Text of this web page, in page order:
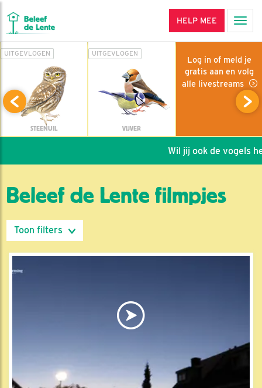
HELP MEE
UITGEVLOGEN
STEENUIL
UITGEVLOGEN
VIJVER
Log in of meld je
gratis aan en volg
alle livestreams
Wil jij ook de vogels
Beleef de Lente filmpjes